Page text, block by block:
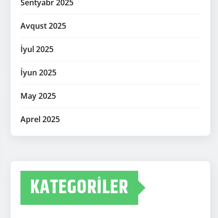
Sentyabr 2025
Avqust 2025
İyul 2025
İyun 2025
May 2025
Aprel 2025
KATEGORILER